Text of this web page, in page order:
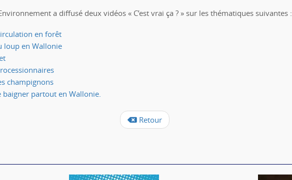
a diffusé deux vidéos « C’est vrai ça ? » sur les thématiques suivantes :
en forêt
loup en Wallonie
champignons
baigner partout en Wallonie.
Retour